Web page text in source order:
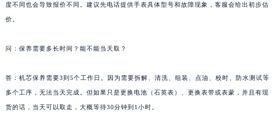
度不同也会导致报价不同。建议先电话提供手表具体型号和故障现象，客服会给出初步估
价。
问：保养需要多长时间？能不能当天取？
答：机芯保养需要3到5个工作日。因为需要拆解、清洗、组装、点油、校时、防水测试等
多个工序，无法当天完成。但如果只是更换电池（石英表）、更换表带或表蒙，并且有现
货的话，当天可以取走，大概等待30分钟到1小时。